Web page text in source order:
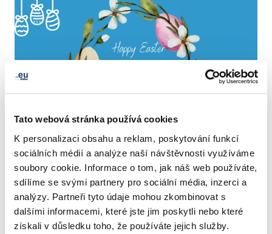
Tato webová stránka používá cookies
K personalizaci obsahu a reklam, poskytování funkcí
sociálních médií a analýze naší návštěvnosti využíváme
soubory cookie. Informace o tom, jak náš web používáte,
sdílíme se svými partnery pro sociální média, inzerci a
analýzy. Partneři tyto údaje mohou zkombinovat s
dalšími informacemi, které jste jim poskytli nebo které
získali v důsledku toho, že používáte jejich služby.
sdílet prostřednictvím LinkedInTwitterFacebook